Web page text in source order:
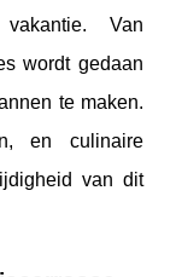
Van
wordt gedaan
te maken.
en culinaire
van dit